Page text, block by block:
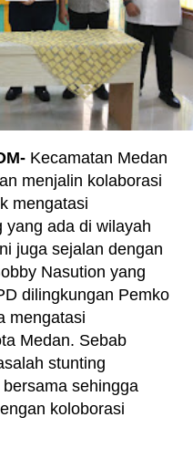
Kecamatan Medan
menjalin kolaborasi
mengatasi
yang ada di wilayah
juga sejalan dengan
Nasution yang
dilingkungan Pemko
mengatasi
Medan. Sebab
stunting
sehingga
koloborasi